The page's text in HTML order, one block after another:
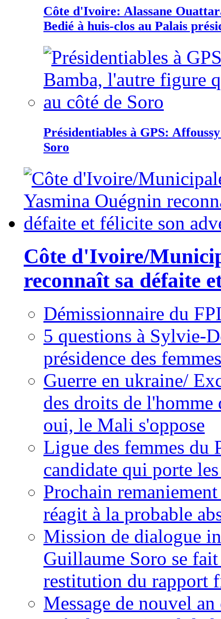
Côte d'Ivoire: Alassane
Bedié à huis-clos au Palais
Présidentiables à GPS:
Soro
Côte d'Ivoire/
reconnaît sa défaite
Démissionnaire du
5 questions à Sylvie-
présidence des
Guerre en ukraine/
des droits de
oui, le Mali s'oppose
Ligue des femmes du
candidate qui porte
Prochain
réagit à la probable
Mission de dialogue
Guillaume Soro se
restitution du rapport
Message de nouvel